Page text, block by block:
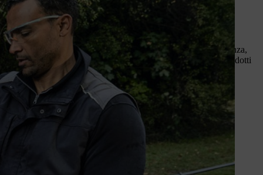
e stabilisce nuovi standard in termini di prestazioni. Più potenza,
stesso
Servizio di assistenza e manutenzione
per tutti i prodotti
STIHL